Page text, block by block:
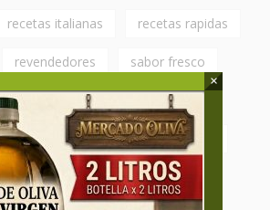
recetas italianas recetas rapidas
revendedores sabor fresco
Saborizados
variedades varietales
×